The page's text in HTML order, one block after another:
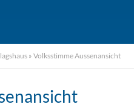
» Volksstimme Aussenansicht